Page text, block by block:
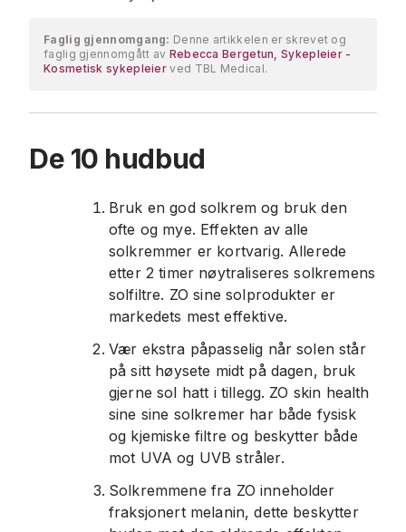
Faglig gjennomgang: Denne artikkelen er skrevet og
faglig gjennomgått av Rebecca Bergetun, Sykepleier -
Kosmetisk sykepleier ved TBL Medical.
De 10 hudbud
Bruk en god solkrem og bruk den
ofte og mye. Effekten av alle
solkremmer er kortvarig. Allerede
etter 2 timer nøytraliseres solkremens
solfiltre. ZO sine solprodukter er
markedets mest effektive.
Vær ekstra påpasselig når solen står
på sitt høysete midt på dagen, bruk
gjerne sol hatt i tillegg. ZO skin health
sine sine solkremer har både fysisk
og kjemiske filtre og beskytter både
mot UVA og UVB stråler.
Solkremmene fra ZO inneholder
fraksjonert melanin, dette beskytter